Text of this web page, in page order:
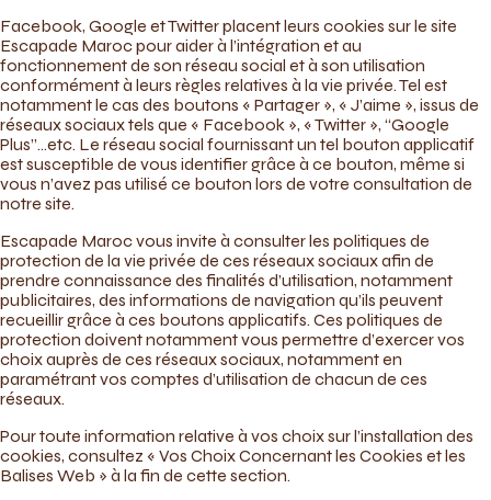
Facebook, Google et Twitter placent leurs cookies sur le site
Escapade Maroc pour aider à l’intégration et au
fonctionnement de son réseau social et à son utilisation
conformément à leurs règles relatives à la vie privée. Tel est
notamment le cas des boutons « Partager », « J’aime », issus de
réseaux sociaux tels que « Facebook », « Twitter », “Google
Plus”…etc. Le réseau social fournissant un tel bouton applicatif
est susceptible de vous identifier grâce à ce bouton, même si
vous n’avez pas utilisé ce bouton lors de votre consultation de
notre site.
Escapade Maroc vous invite à consulter les politiques de
protection de la vie privée de ces réseaux sociaux afin de
prendre connaissance des finalités d’utilisation, notamment
publicitaires, des informations de navigation qu’ils peuvent
recueillir grâce à ces boutons applicatifs. Ces politiques de
protection doivent notamment vous permettre d’exercer vos
choix auprès de ces réseaux sociaux, notamment en
paramétrant vos comptes d’utilisation de chacun de ces
réseaux.
Pour toute information relative à vos choix sur l’installation des
cookies, consultez « Vos Choix Concernant les Cookies et les
Balises Web » à la fin de cette section.